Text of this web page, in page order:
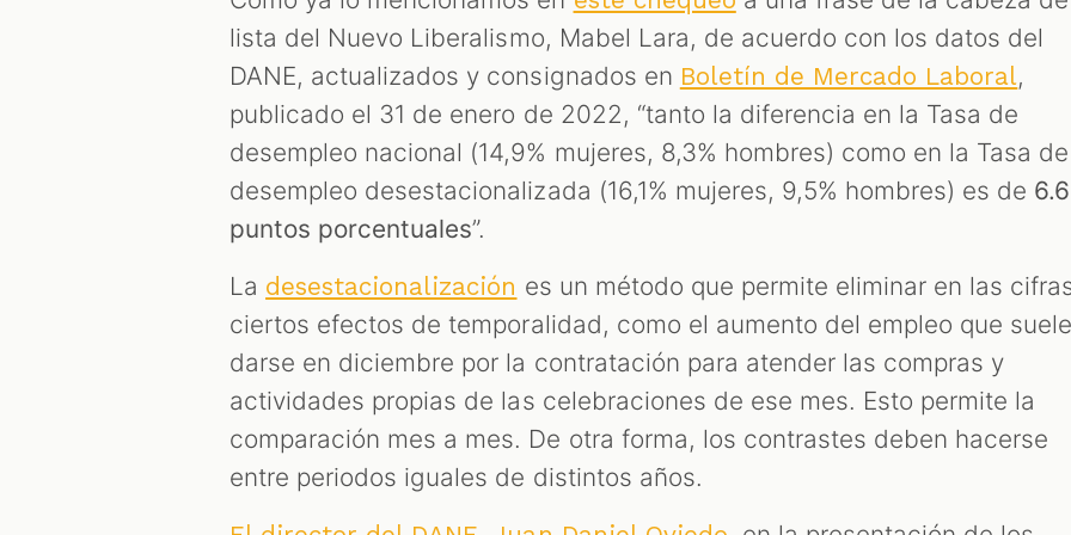
lista del Nuevo Liberalismo, Mabel Lara, de acuerdo con los datos del
DANE, actualizados y consignados en Boletín de Mercado Laboral,
publicado el 31 de enero de 2022, “tanto la diferencia en la Tasa de
desempleo nacional (14,9% mujeres, 8,3% hombres) como en la Tasa de
desempleo desestacionalizada (16,1% mujeres, 9,5% hombres) es de 6.6
puntos porcentuales”.
La desestacionalización es un método que permite eliminar en las
ciertos efectos de temporalidad, como el aumento del empleo que
darse en diciembre por la contratación para atender las compras y
actividades propias de las celebraciones de ese mes. Esto permite la
comparación mes a mes. De otra forma, los contrastes deben hacerse
entre periodos iguales de distintos años.